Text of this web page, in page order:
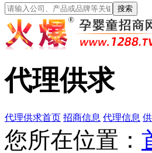
代理供求
代理供求首页 招商信息 代理信息
您所在位置：